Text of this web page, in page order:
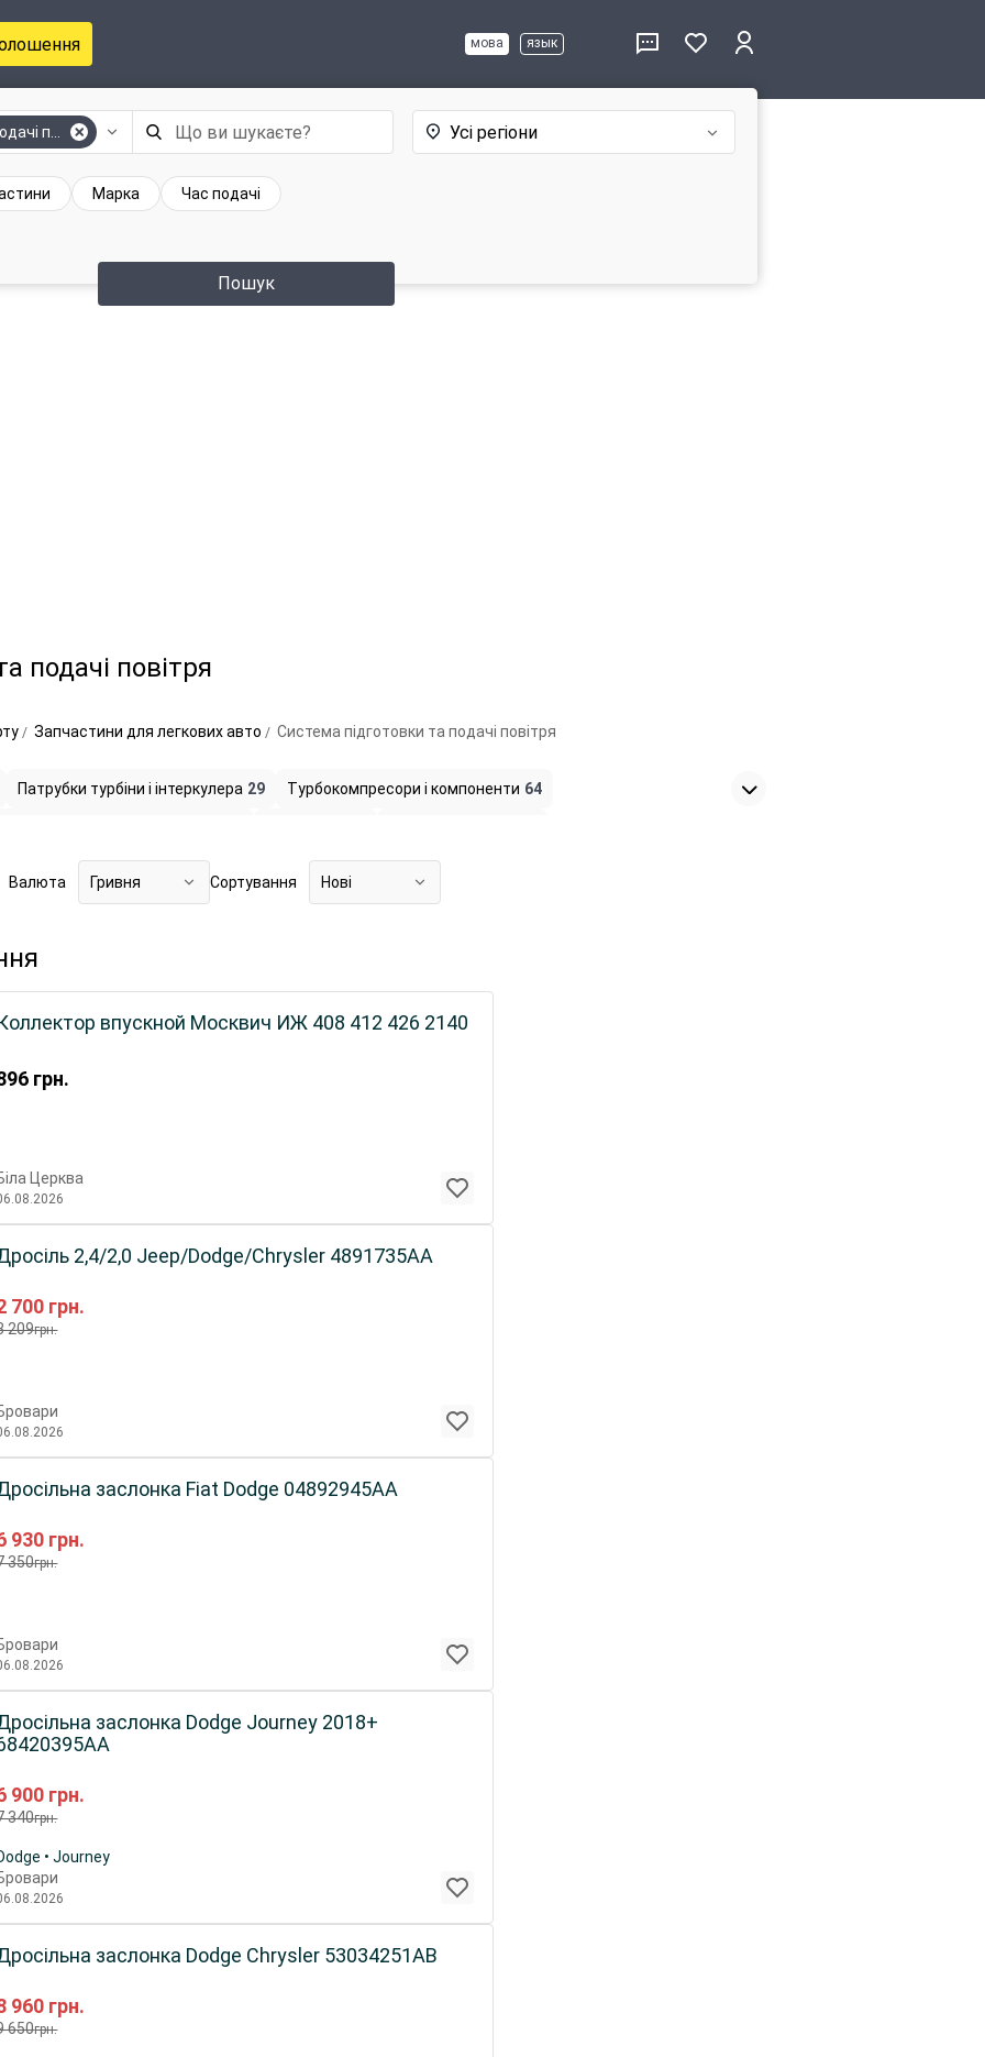
мова язык
повітря Усі регіони
Пошук
Марка Час подачі
подачі повітря
Запчастини для легкових авто Система підготовки та подачі повітря
Патрубки турбіни і інтеркулера 29 Турбокомпресори і компоненти 64
Валюта Гривня Сортування Нові
грн.
впускной Москвич ИЖ 408 412 426 2140
Церква
700 грн.
209грн.
2,4/2,0 Jeep/Dodge/Chrysler 4891735AA
930 грн.
350грн.
заслонка Fiat Dodge 04892945AA
900 грн.
340грн.
заслонка Dodge Journey 2018+
• Journey
960 грн.
650грн.
Дросільна заслонка Dodge Chrysler 53034251AB